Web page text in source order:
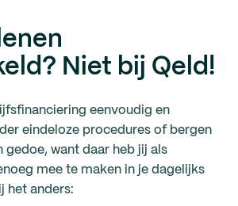
Niet bij Qeld!
eenvoudig en
eindeloze procedures of bergen
gedoe, want daar heb jij als
mee te maken in je dagelijks
het anders: